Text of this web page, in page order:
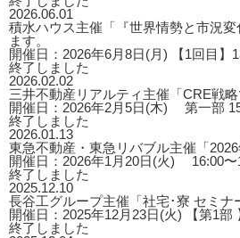
2026.06.01
積水ハウス主催「『世界情勢と市況
ます。
開催日：2026年6月8日(月) 【1回目】
終了しました
2026.02.02
三井不動産リアルティ主催「CRE戦略
開催日：2026年2月5日(木) 第一部
終了しました
2026.01.13
東急不動産・東急リバブル主催「
開催日：2026年1月20日(火) 16:00〜
終了しました
2025.12.10
長谷工グループ主催「社宅･寮 セミナ
開催日：2025年12月23日(火) 【第1部
終了しました